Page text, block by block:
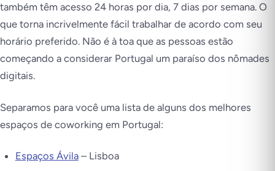
também têm acesso 24 horas por dia, 7 dias por semana. O
que torna incrivelmente fácil trabalhar de acordo com seu
horário preferido. Não é à toa que as pessoas estão
começando a considerar Portugal um paraíso dos nômades
digitais.
Separamos para você uma lista de alguns dos melhores
espaços de coworking em Portugal:
Espaços Ávila– Lisboa